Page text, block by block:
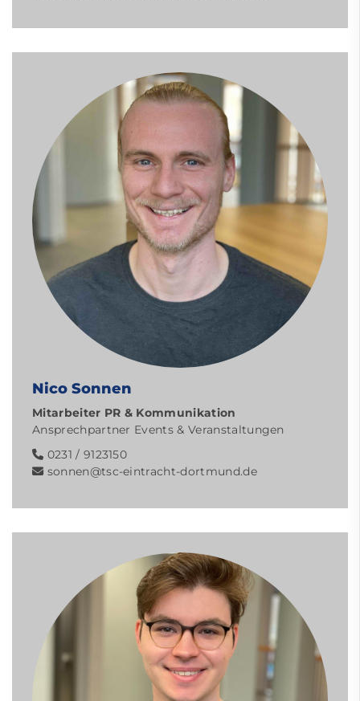
Nico Sonnen
Mitarbeiter PR & Kommunikation
Ansprechpartner Events & Veranstaltungen
0231 / 9123150
sonnen@tsc-eintracht-dortmund.de